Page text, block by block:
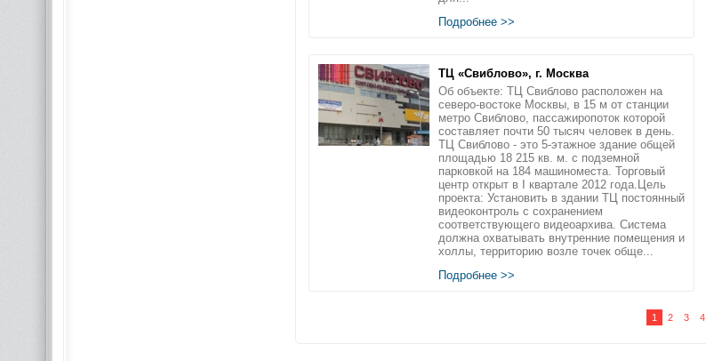
Подробнее >>
ТЦ «Свиблово», г. Москва
Об объекте: ТЦ Свиблово расположен на
северо-востоке Москвы, в 15 м от станции
метро Свиблово, пассажиропоток которой
составляет почти 50 тысяч человек в день.
ТЦ Свиблово - это 5-этажное здание общей
площадью 18 215 кв. м. с подземной
парковкой на 184 машиноместа. Торговый
центр открыт в I квартале 2012 года.Цель
проекта: Установить в здании ТЦ постоянный
видеоконтроль с сохранением
соответствующего видеоархива. Система
должна охватывать внутренние помещения и
холлы, территорию возле точек обще...
Подробнее >>
1 2 3 4